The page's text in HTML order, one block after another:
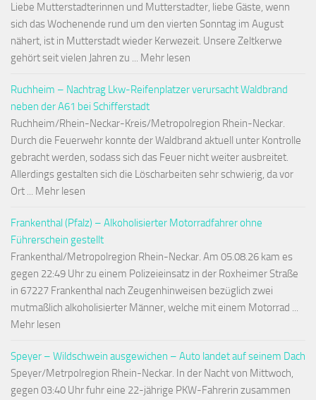
Liebe Mutterstadterinnen und Mutterstadter, liebe Gäste, wenn
sich das Wochenende rund um den vierten Sonntag im August
nähert, ist in Mutterstadt wieder Kerwezeit. Unsere Zeltkerwe
gehört seit vielen Jahren zu ... Mehr lesen
Ruchheim – Nachtrag Lkw-Reifenplatzer verursacht Waldbrand
neben der A61 bei Schifferstadt
Ruchheim/Rhein-Neckar-Kreis/Metropolregion Rhein-Neckar.
Durch die Feuerwehr konnte der Waldbrand aktuell unter Kontrolle
gebracht werden, sodass sich das Feuer nicht weiter ausbreitet.
Allerdings gestalten sich die Löscharbeiten sehr schwierig, da vor
Ort ... Mehr lesen
Frankenthal (Pfalz) – Alkoholisierter Motorradfahrer ohne
Führerschein gestellt
Frankenthal/Metropolregion Rhein-Neckar. Am 05.08.26 kam es
gegen 22:49 Uhr zu einem Polizeieinsatz in der Roxheimer Straße
in 67227 Frankenthal nach Zeugenhinweisen bezüglich zwei
mutmaßlich alkoholisierter Männer, welche mit einem Motorrad ...
Mehr lesen
Speyer – Wildschwein ausgewichen – Auto landet auf seinem Dach
Speyer/Metrpolregion Rhein-Neckar. In der Nacht von Mittwoch,
gegen 03:40 Uhr fuhr eine 22-jährige PKW-Fahrerin zusammen